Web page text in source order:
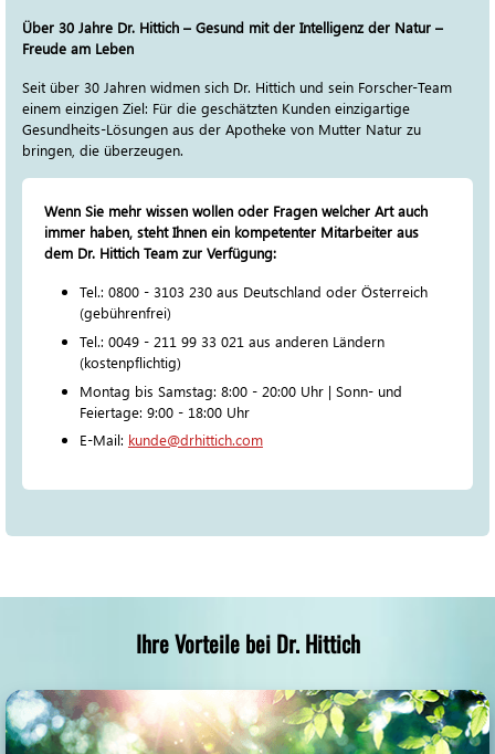
Über 30 Jahre Dr. Hittich – Gesund mit der Intelligenz der Natur –
Freude am Leben
Seit über 30 Jahren widmen sich Dr. Hittich und sein Forscher-Team
einem einzigen Ziel: Für die geschätzten Kunden einzigartige
Gesundheits-Lösungen aus der Apotheke von Mutter Natur zu
bringen, die überzeugen.
Wenn Sie mehr wissen wollen oder Fragen welcher Art auch
immer haben, steht Ihnen ein kompetenter Mitarbeiter aus
dem Dr. Hittich Team zur Verfügung:
Tel.: 0800 - 3103 230 aus Deutschland oder Österreich
(gebührenfrei)
Tel.: 0049 - 211 99 33 021 aus anderen Ländern
(kostenpflichtig)
Montag bis Samstag: 8:00 - 20:00 Uhr | Sonn- und
Feiertage: 9:00 - 18:00 Uhr
E-Mail: kunde@drhittich.com
Ihre Vorteile bei Dr. Hittich